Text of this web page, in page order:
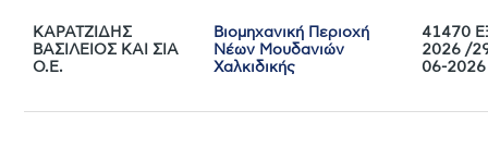
ΚΑΡΑΤΖΙΔΗΣ
ΒΑΣΙΛΕΙΟΣ ΚΑΙ ΣΙΑ
Ο.Ε.
Βιομηχανική Περιοχή
Νέων Μουδανιών
Χαλκιδικής
41470
2026 /
06-2026